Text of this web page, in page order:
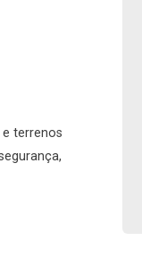
terrenos
Continuar